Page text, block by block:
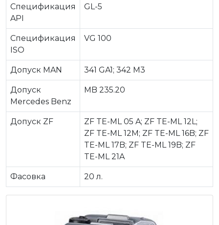
Спецификация
API
GL-5
Спецификация
ISO
VG 100
Допуск MAN 341 GA1; 342 M3
Допуск
Mercedes Benz
MB 235.20
Допуск ZF
ZF TE-ML 05 A; ZF TE-ML 12L;
ZF TE-ML 12M; ZF TE-ML 16B; ZF
TE-ML 17B; ZF TE-ML 19B; ZF
TE-ML 21A
Фасовка 20 л.